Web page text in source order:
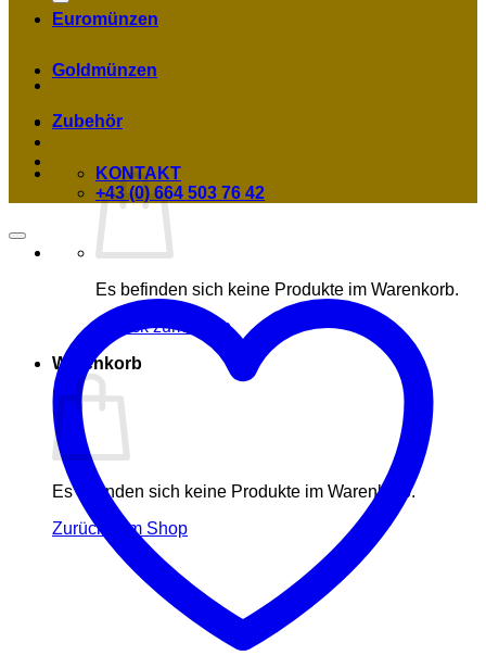
Es befinden sich keine Produkte im Warenkorb.
Zurück zum Shop
Warenkorb
Es befinden sich keine Produkte im Warenkorb.
Zurück zum Shop
Euromünzen
Goldmünzen
Zubehör
KONTAKT
+43 (0) 664 503 76 42